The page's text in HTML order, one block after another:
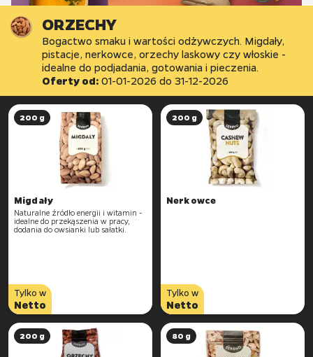
ORZECHY
Bogactwo smaku i wartości odżywczych. Migdały,
pistacje, nerkowce, orzechy laskowy czy włoskie -
idealne do podjadania, gotowania i pieczenia.
Oferty od: 01-01-2026 do 31-12-2026
200 g
Migdały
Naturalne źródło energii i witamin -
idealne do przekąszenia w pracy,
dodania do owsianki lub sałatki.
Tylko w
Netto
200 g
Nerkowce
Tylko w
Netto
200 g 80 g